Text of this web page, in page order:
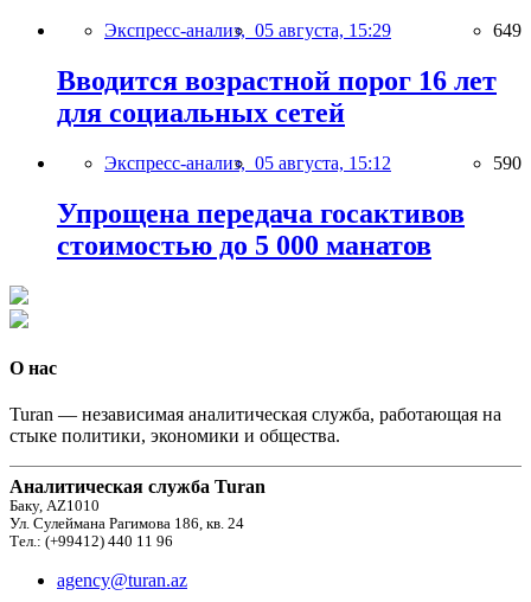
Экспресс-анализ, 05 августа, 15:29 649
Вводится возрастной порог 16 лет
для социальных сетей
Экспресс-анализ, 05 августа, 15:12 590
Упрощена передача госактивов
стоимостью до 5 000 манатов
О нас
Turan — независимая аналитическая служба, работающая на
стыке политики, экономики и общества.
Аналитическая служба Turan
Баку, AZ1010
Ул. Сулеймана Рагимова 186, кв. 24
Тел.: (+99412) 440 11 96
agency@turan.az